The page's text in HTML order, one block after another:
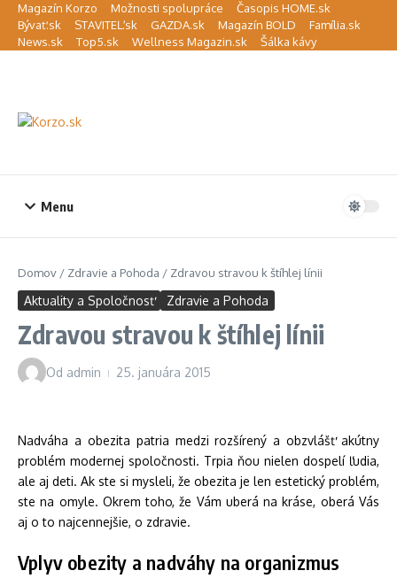
Preskočiť na obsah
Magazín Korzo Možnosti spolupráce
Časopis HOME.sk
Bývať.sk
STAVITEĽ.sk GAZDA.sk Magazín BOLD
Família.sk
News.sk
Top5.sk Wellness Magazin.sk Šálka kávy
Menu
Domov / Zdravie a Pohoda / Zdravou stravou k štíhlej línii
Aktuality a Spoločnosť Zdravie a Pohoda
Zdravou stravou k štíhlej línii
Od admin 25. januára 2015
Nadváha a obezita patria medzi rozšírený a obzvlášť akútny
problém modernej spoločnosti. Trpia ňou nielen dospelí ľudia,
ale aj deti. Ak ste si mysleli, že obezita je len estetický problém,
ste na omyle. Okrem toho, že Vám uberá na kráse, oberá Vás
aj o to najcennejšie, o zdravie.
Vplyv obezity a nadváhy na organizmus